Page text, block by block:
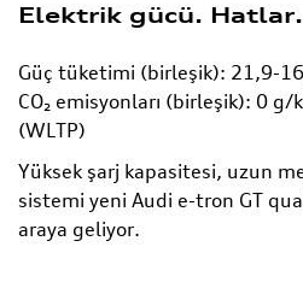
Elektrik gücü.
Güç tüketimi (birleşik): 21,9-
CO₂ emisyonları (birleşik): 0 g/
(WLTP)
Yüksek şarj kapasitesi, uzun
sistemi yeni Audi e-tron GT
araya geliyor.